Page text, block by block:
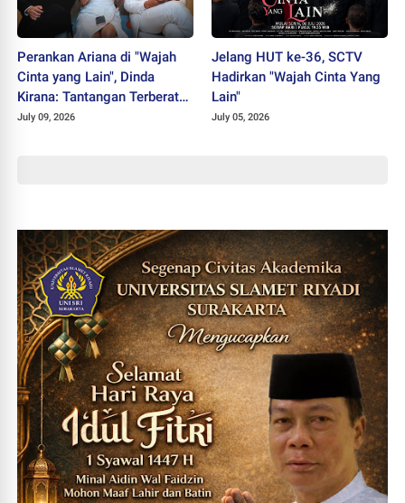
Perankan Ariana di "Wajah
Cinta yang Lain", Dinda
Kirana: Tantangan Terberat
Selama Berkarier
July 09, 2026
Jelang HUT ke-36, SCTV
Hadirkan "Wajah Cinta Yang
Lain"
July 05, 2026